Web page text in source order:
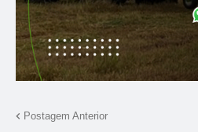
Postagem Anterior